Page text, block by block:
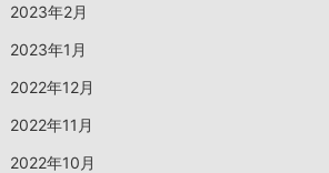
2023年2月
2023年1月
2022年12月
2022年11月
2022年10月